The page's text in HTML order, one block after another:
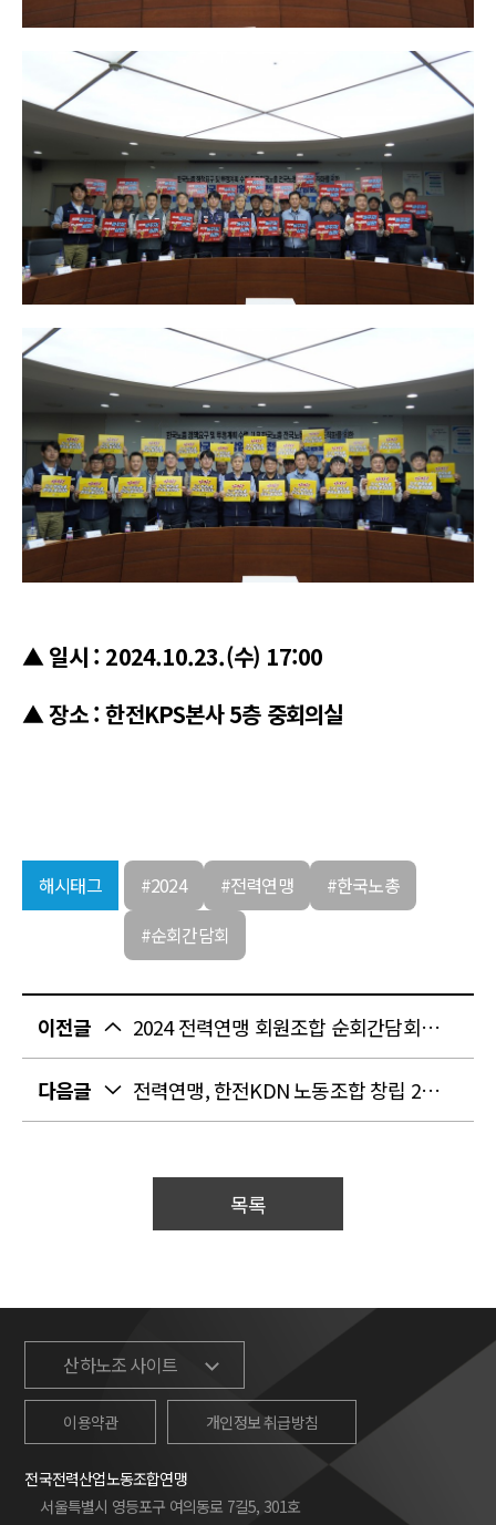
▲ 일시 : 2024.10.23.(수) 17:00
▲ 장소 : 한전KPS본사 5층 중회의실
해시태그 #2024 #전력연맹
#한국노총
#순회간담회
이전글 2024 전력연맹 회원조합 순회간담회 - 한국동서발전노동조합
다음글 전력연맹, 한전KDN 노동조합 창립 23주년 기념식 참석
목록
산하노조 사이트
이용약관 개인정보 취급방침
전국전력산업노동조합연맹
서울특별시 영등포구 여의동로 7길5, 301호